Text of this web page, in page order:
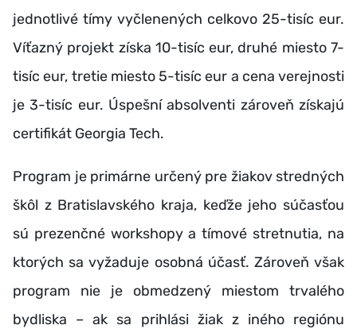
jednotlivé tímy vyčlenených celkovo 25-tisíc eur.
Víťazný projekt získa 10-tisíc eur, druhé miesto 7-
tisíc eur, tretie miesto 5-tisíc eur a cena verejnosti
je 3-tisíc eur. Úspešní absolventi zároveň získajú
certifikát Georgia Tech.
Program je primárne určený pre žiakov stredných
škôl z Bratislavského kraja, keďže jeho súčasťou
sú prezenčné workshopy a tímové stretnutia, na
ktorých sa vyžaduje osobná účasť. Zároveň však
program nie je obmedzený miestom trvalého
bydliska – ak sa prihlási žiak z iného regiónu